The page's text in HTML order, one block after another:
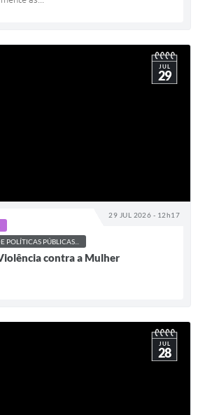
29 JUL 2026 - 12h17
JUL
29
PÚBLICAS...
contra a Mulher
JUL
28